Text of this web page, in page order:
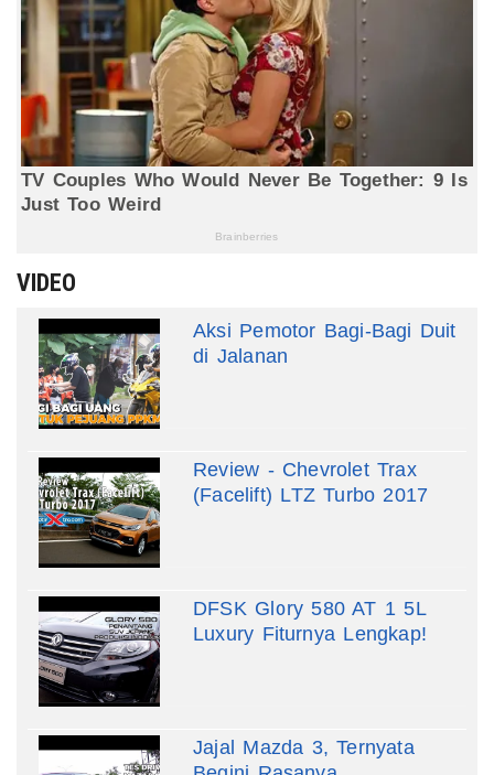
VIDEO
Aksi Pemotor Bagi-Bagi Duit
di Jalanan
Review - Chevrolet Trax
(Facelift) LTZ Turbo 2017
DFSK Glory 580 AT 1 5L
Luxury Fiturnya Lengkap!
Jajal Mazda 3, Ternyata